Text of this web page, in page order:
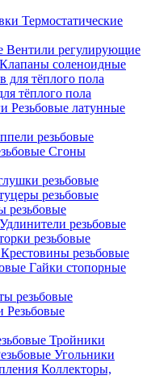
Термостатические
Вентили регулирующие
Клапаны соленоидные
тёплого пола
Резьбовые латунные
резьбовые
Сгоны
резьбовые
резьбовые
резьбовые
Удлинители резьбовые
резьбовые
Крестовины резьбовые
Гайки стопорные
резьбовые
Резьбовые
Тройники
Угольники
Коллекторы,